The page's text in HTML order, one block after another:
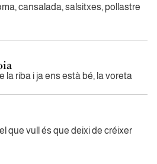
cansalada, salsitxes, pollastre
la riba i ja ens està bé, la voreta
que vull és que deixi de créixer